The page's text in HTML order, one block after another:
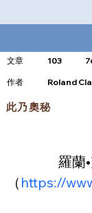
文章 103
​作者 Roland
此乃奧秘
羅蘭
（ https://